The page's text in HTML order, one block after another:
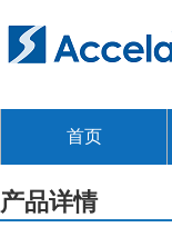
首页
产品详情